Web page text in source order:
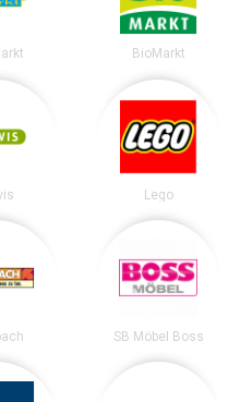
BioMarkt
Lego
SB Möbel Boss